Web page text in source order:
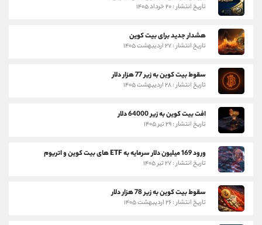
تاریخ انتشار : ۲۰ خرداد ۱۴۰۵
هشدار جدید برای بیت کوین
تاریخ انتشار : ۲۷ اردیبهشت ۱۴۰۵
سقوط بیت کوین به زیر 77 هزار دلار
تاریخ انتشار : ۲۸ اردیبهشت ۱۴۰۵
افت بیت کوین به زیر 64000 دلار
تاریخ انتشار : ۲۹ تیر ۱۴۰۵
ورود 169 میلیون دلار سرمایه به ETF های بیت کوین و اتریوم
تاریخ انتشار : ۲۷ تیر ۱۴۰۵
سقوط بیت کوین به زیر 78 هزار دلار
تاریخ انتشار : ۲۶ اردیبهشت ۱۴۰۵